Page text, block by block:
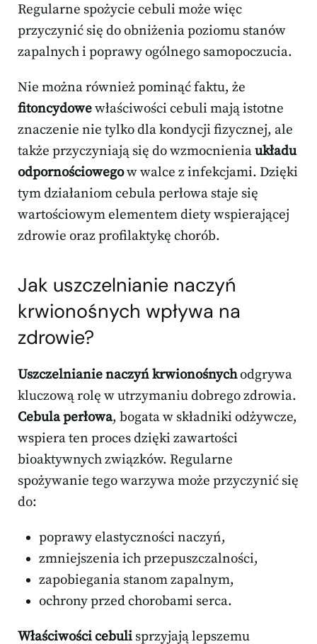
Regularne spożycie cebuli może więc
przyczynić się do obniżenia poziomu stanów
zapalnych i poprawy ogólnego samopoczucia.
Nie można również pominąć faktu, że
fitoncydowewłaściwości cebuli mają istotne
znaczenie nie tylko dla kondycji fizycznej, ale
także przyczyniają się do wzmocnieniaukładu
odpornościowegow walce z infekcjami. Dzięki
tym działaniom cebula perłowa staje się
wartościowym elementem diety wspierającej
zdrowie oraz profilaktykę chorób.
Jak uszczelnianie naczyń
krwionośnych wpływa na
zdrowie?
Uszczelnianie naczyń krwionośnychodgrywa
kluczową rolę w utrzymaniu dobrego zdrowia.
Cebula perłowa, bogata w składniki odżywcze,
wspiera ten proces dzięki zawartości
bioaktywnych związków. Regularne
spożywanie tego warzywa może przyczynić się
do:
poprawy elastyczności naczyń,
zmniejszenia ich przepuszczalności,
zapobiegania stanom zapalnym,
ochrony przed chorobami serca.
Właściwości cebuli sprzyjają lepszemu